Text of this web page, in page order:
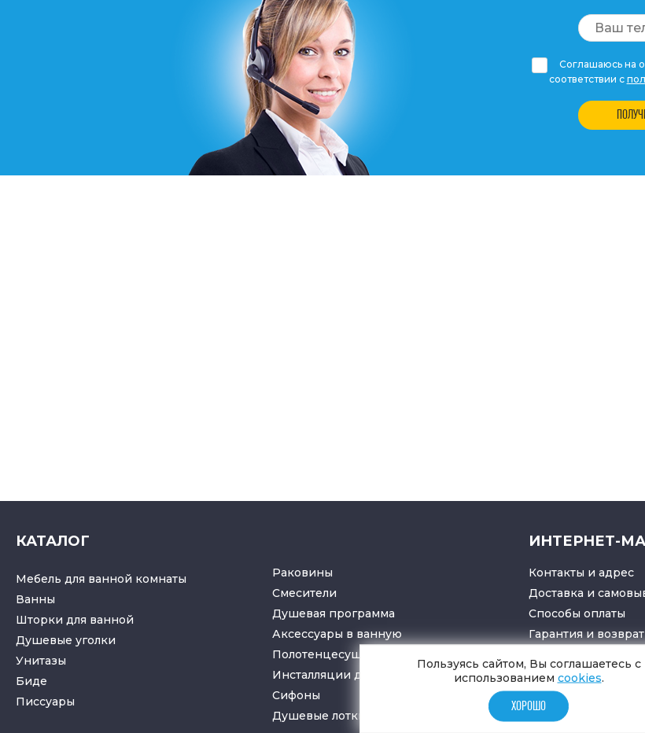
Соглашаюсь на
соответствии с
КАТАЛОГ
Мебель для ванной комнаты
Ванны
Шторки для ванной
Душевые уголки
Унитазы
Биде
Писсуары
Раковины
Смесители
Душевая программа
Аксессуары в ванную
Полотенцесушители
Инсталляции для санузлов
Cифоны
Душевые лотки
ИНТЕРНЕТ-
Контакты и адрес
Доставка и
Способы оплаты
Гарантия и
Политика
Пользуясь сайтом, Вы соглашаетесь с
использованием cookies.
ХОРОШО